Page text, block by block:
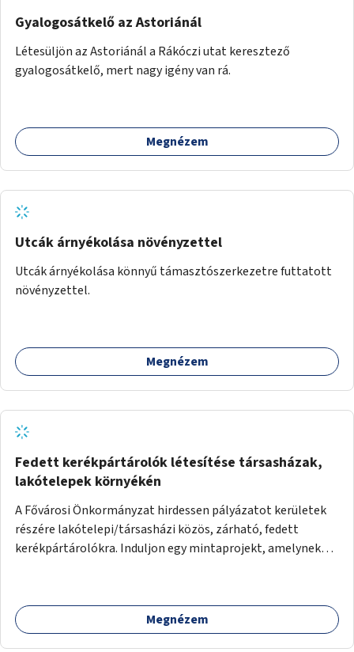
Gyalogosátkelő az Astoriánál
Létesüljön az Astoriánál a Rákóczi utat keresztező
gyalogosátkelő, mert nagy igény van rá.
Megnézem
Utcák árnyékolása növényzettel
Utcák árnyékolása könnyű támasztószerkezetre futtatott
növényzettel.
Megnézem
Fedett kerékpártárolók létesítése társasházak,
lakótelepek környékén
A Fővárosi Önkormányzat hirdessen pályázatot kerületek
részére lakótelepi/társasházi közös, zárható, fedett
kerékpártárolókra. Induljon egy mintaprojekt, amelynek
Megnézem